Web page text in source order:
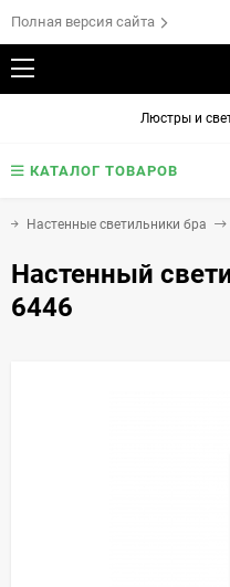
Полная версия сайта
Люстры и
КАТАЛОГ ТОВАРОВ
Настенные светильники бра
Настенный
6446